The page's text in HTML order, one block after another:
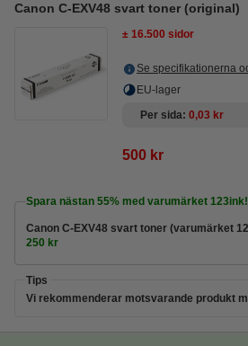
Canon C-EXV48 svart toner (original)
± 16.500 sidor
Se specifikationerna
EU-lager
Per sida 0,03 kr
500 kr
Spara nästan 55% med varumärket 123ink!
Canon C-EXV48 svart toner (varumärket
250 kr
Tips
Vi rekommenderar motsvarande produkt